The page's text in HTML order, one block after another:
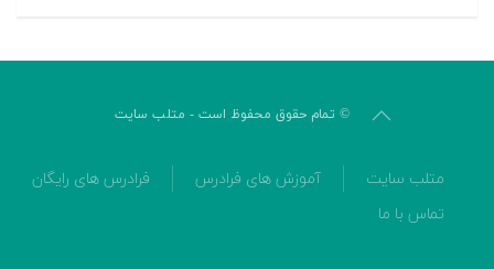
© تمام حقوق محفوظ است - متلب سایت
متلب سایت آموزش های فرادرس
فرادرس های رایگان
تماس با ما